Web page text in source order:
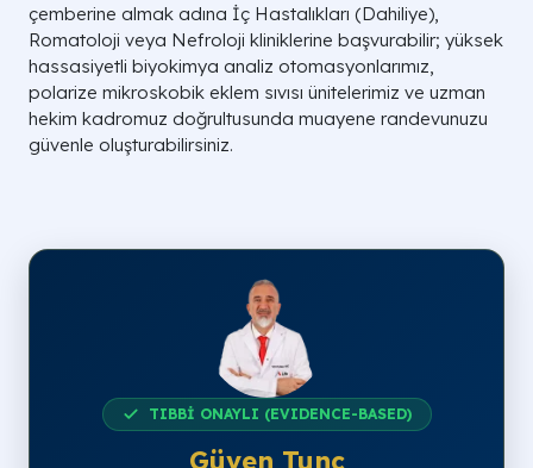
çemberine almak adına İç Hastalıkları (Dahiliye),
Romatoloji veya Nefroloji kliniklerine başvurabilir; yüksek
hassasiyetli biyokimya analiz otomasyonlarımız,
polarize mikroskobik eklem sıvısı ünitelerimiz ve uzman
hekim kadromuz doğrultusunda muayene randevunuzu
güvenle oluşturabilirsiniz.
TIBBİ ONAYLI (EVIDENCE-BASED)
Güven Tunç